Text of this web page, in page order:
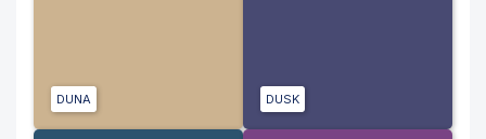
DUNA DUSK